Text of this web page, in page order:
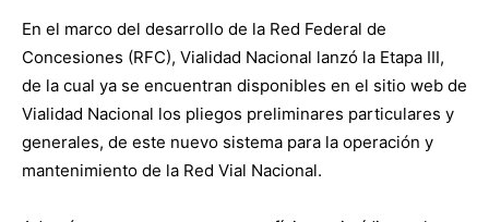
En el marco del desarrollo de la Red Federal de
Concesiones (RFC), Vialidad Nacional lanzó la Etapa III,
de la cual ya se encuentran disponibles en el sitio web de
Vialidad Nacional los pliegos preliminares particulares y
generales, de este nuevo sistema para la operación y
mantenimiento de la Red Vial Nacional.